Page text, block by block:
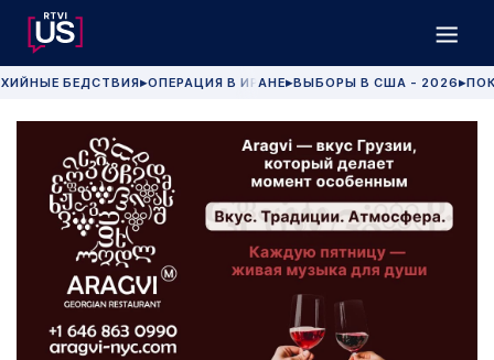
БЕДСТВИЯ▶ОПЕРАЦИЯ В ИРАНЕ▶ВЫБОРЫ В США - 2026 ▶